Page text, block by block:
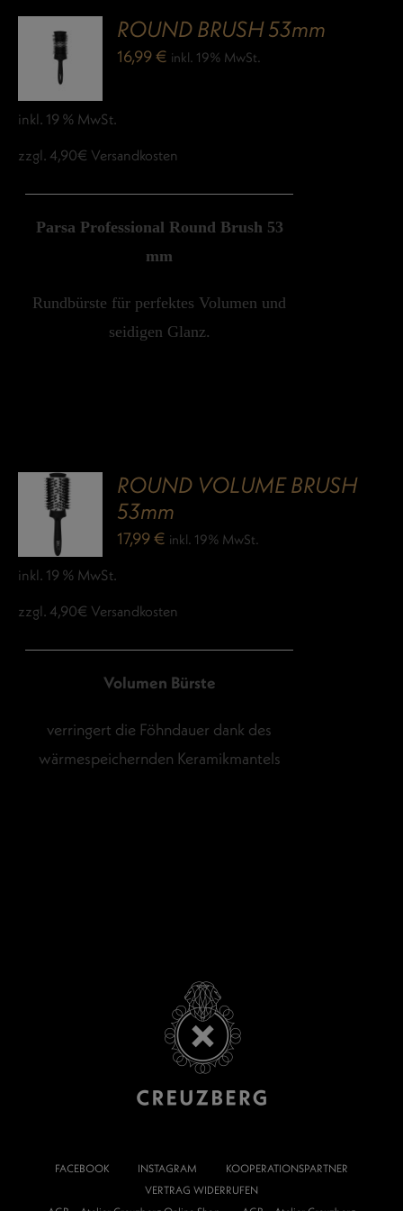
ROUND BRUSH 53mm
16,99€ inkl. 19% MwSt.
inkl. 19 % MwSt.
zzgl. 4,90€ Versandkosten
Parsa Professional Round Brush 53
mm
Rundbürste für perfektes Volumen und
seidigen Glanz.
ROUND VOLUME BRUSH
53mm
17,99€ inkl. 19% MwSt.
inkl. 19 % MwSt.
zzgl. 4,90€ Versandkosten
Volumen Bürste
verringert die Föhndauer dank des
wärmespeichernden Keramikmantels
FACEBOOK INSTAGRAM
KOOPERATIONSPARTNER
VERTRAG WIDERRUFEN